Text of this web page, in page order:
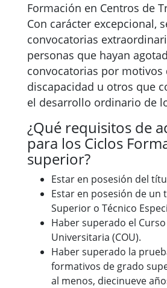
Formación en Centros de
Con carácter excepcional,
convocatorias
personas que hayan
convocatorias por motivos
discapacidad u otros que
el desarrollo ordinario de
¿Qué requisitos de
para los Ciclos
superior?
Estar en posesión del
Estar en posesión de un
Superior o Técnico
Haber superado el
Universitaria (COU).
Haber superado la
formativos de grado
al menos, diecinueve